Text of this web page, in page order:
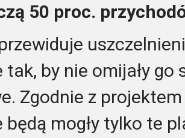
50 proc.
tak, by nie omijały go
Zgodnie z
będą mogły tylko te